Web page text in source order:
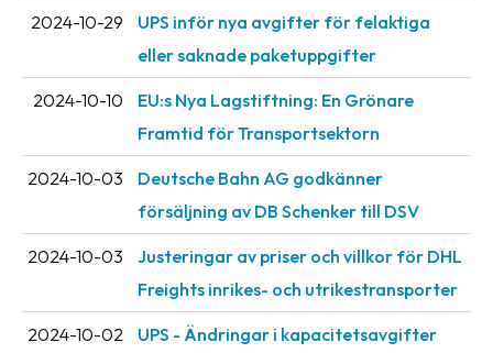
Om
Om
Fraktjakt
Pressrum
Medarbetare
Jobb
2024-10-29
UPS inför nya avgifter för felaktiga
eller saknade paketuppgifter
2024-10-10
EU:s Nya Lagstiftning: En Grönare
Framtid för Transportsektorn
2024-10-03
Deutsche Bahn AG godkänner
försäljning av DB Schenker till DSV
2024-10-03
Justeringar av priser och villkor för DHL
Freights inrikes- och utrikestransporter
2024-10-02 UPS - Ändringar i kapacitetsavgifter